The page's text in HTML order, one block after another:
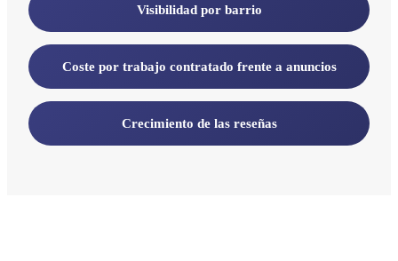
Visibilidad por barrio
Coste por trabajo contratado frente a anuncios
Crecimiento de las reseñas